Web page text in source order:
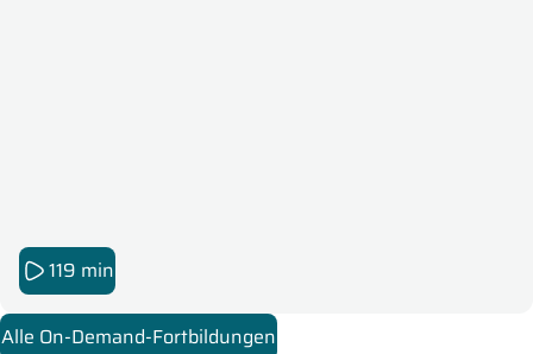
119 min
Alle On-Demand-Fortbildungen